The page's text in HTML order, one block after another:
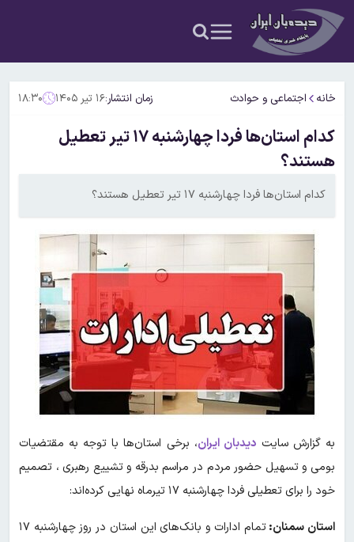
خانه اجتماعی و حوادث زمان انتشار:۱۶ تیر ۱۴۰۵ ۱۸:۳۰
کدام استان‌ها فردا چهارشنبه ۱۷ تیر تعطیل
هستند؟
کدام استان‌ها فردا چهارشنبه ۱۷ تیر تعطیل هستند؟
به گزارش سایت دیدبان ایران، برخی استان‌ها با توجه به مقتضیات
بومی و تسهیل حضور مردم در مراسم بدرقه و تشییع رهبری ، تصمیم
خود را برای تعطیلی فردا چهارشنبه ۱۷ تیرماه نهایی کرده‌اند:
استان سمنان:
تمام ادارات و بانک‌های این استان در روز چهارشنبه ۱۷